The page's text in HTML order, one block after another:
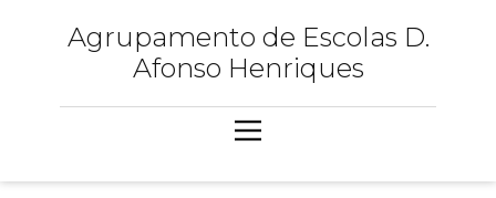
Agrupamento de Escolas D.
Afonso Henriques